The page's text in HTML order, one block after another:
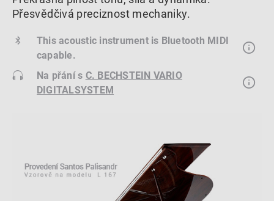
Přesvědčivá preciznost mechaniky.
This acoustic instrument is Bluetooth MIDI
capable.
Na přání s C. BECHSTEIN VARIO
DIGITALSYSTEM